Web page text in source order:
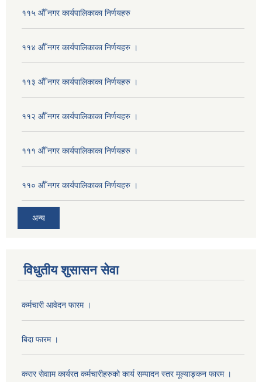
११५ औँ नगर कार्यपालिकाका निर्णयहरु
११४ औँ नगर कार्यपालिकाका निर्णयहरु ।
११३ औँ नगर कार्यपालिकाका निर्णयहरु ।
११२ औँ नगर कार्यपालिकाका निर्णयहरु ।
१११ औँ नगर कार्यपालिकाका निर्णयहरु ।
११० औँ नगर कार्यपालिकाका निर्णयहरु ।
अन्य
विधुतीय शुसासन सेवा
कर्मचारी आवेदन फारम ।
बिदा फारम ।
करार सेवााम कार्यरत कर्मचारीहरुको कार्य सम्पादन स्तर मूल्याङ्कन फारम ।